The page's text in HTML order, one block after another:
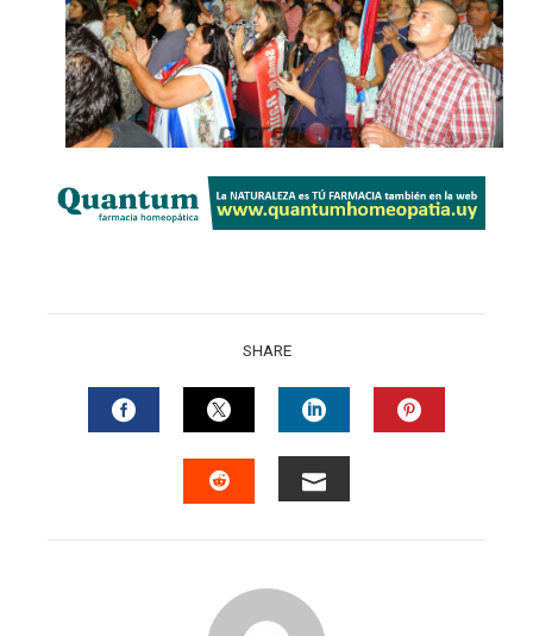
SHARE
FACEBOOKTWITTERLINKEDIN